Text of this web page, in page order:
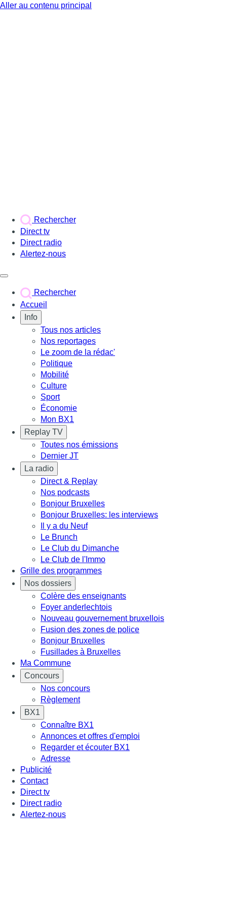
Aller au contenu principal
Rechercher
Direct tv
Direct radio
Alertez-nous
Rechercher
Accueil
Info
Tous nos articles
Nos reportages
Le zoom de la rédac'
Politique
Mobilité
Culture
Sport
Économie
Mon BX1
Replay TV
Toutes nos émissions
Dernier JT
La radio
Direct & Replay
Nos podcasts
Bonjour Bruxelles
Bonjour Bruxelles: les interviews
Il y a du Neuf
Le Brunch
Le Club du Dimanche
Le Club de l'Immo
Grille des programmes
Nos dossiers
Colère des enseignants
Foyer anderlechtois
Nouveau gouvernement bruxellois
Fusion des zones de police
Bonjour Bruxelles
Fusillades à Bruxelles
Ma Commune
Concours
Nos concours
Règlement
BX1
Connaître BX1
Annonces et offres d'emploi
Regarder et écouter BX1
Adresse
Publicité
Contact
Direct tv
Direct radio
Alertez-nous